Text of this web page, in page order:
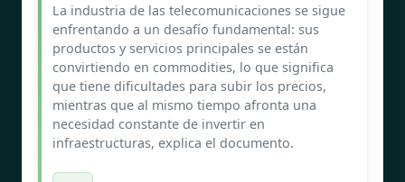
La industria de las telecomunicaciones se sigue
enfrentando a un desafío fundamental: sus
productos y servicios principales se están
convirtiendo en commodities, lo que significa
que tiene dificultades para subir los precios,
mientras que al mismo tiempo afronta una
necesidad constante de invertir en
infraestructuras, explica el documento.